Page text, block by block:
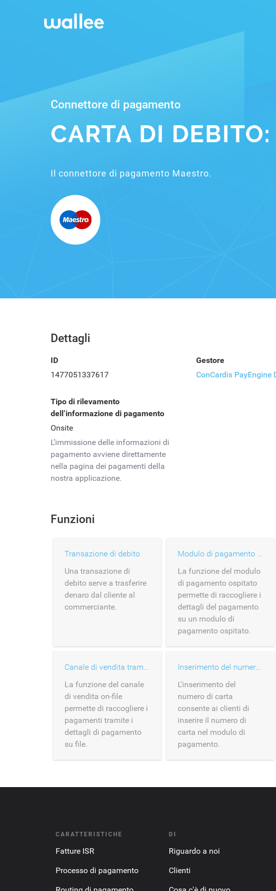
Connettore di pagamento
CARTA DI
Il connettore di pagamento Maestro.
Dettagli
ID
1477051337617
Gestore
ConCardis PayEngine
Tipo di rilevamento
dell’informazione di pagamento
Onsite
L’immissione delle informazioni di
pagamento avviene direttamente
nella pagina dei pagamenti della
nostra applicazione.
Funzioni
Transazione di debito
Una transazione di
debito serve a trasferire
denaro dal cliente al
commerciante.
Modulo di pagamento hosted
La funzione del modulo
di pagamento ospitato
permette di raccogliere i
dettagli del pagamento
su un modulo di
pagamento ospitato.
Canale di vendita tramite carte depositate
La funzione del canale
di vendita on-file
permette di raccogliere i
pagamenti tramite i
dettagli di pagamento
su file.
Inserimento del numero di carta
L'inserimento del
numero di carta
consente ai clienti di
inserire il numero di
carta nel modulo di
pagamento.
CARATTERISTICHE
Fatture ISR
Processo di pagamento
DI
Riguardo a noi
Clienti